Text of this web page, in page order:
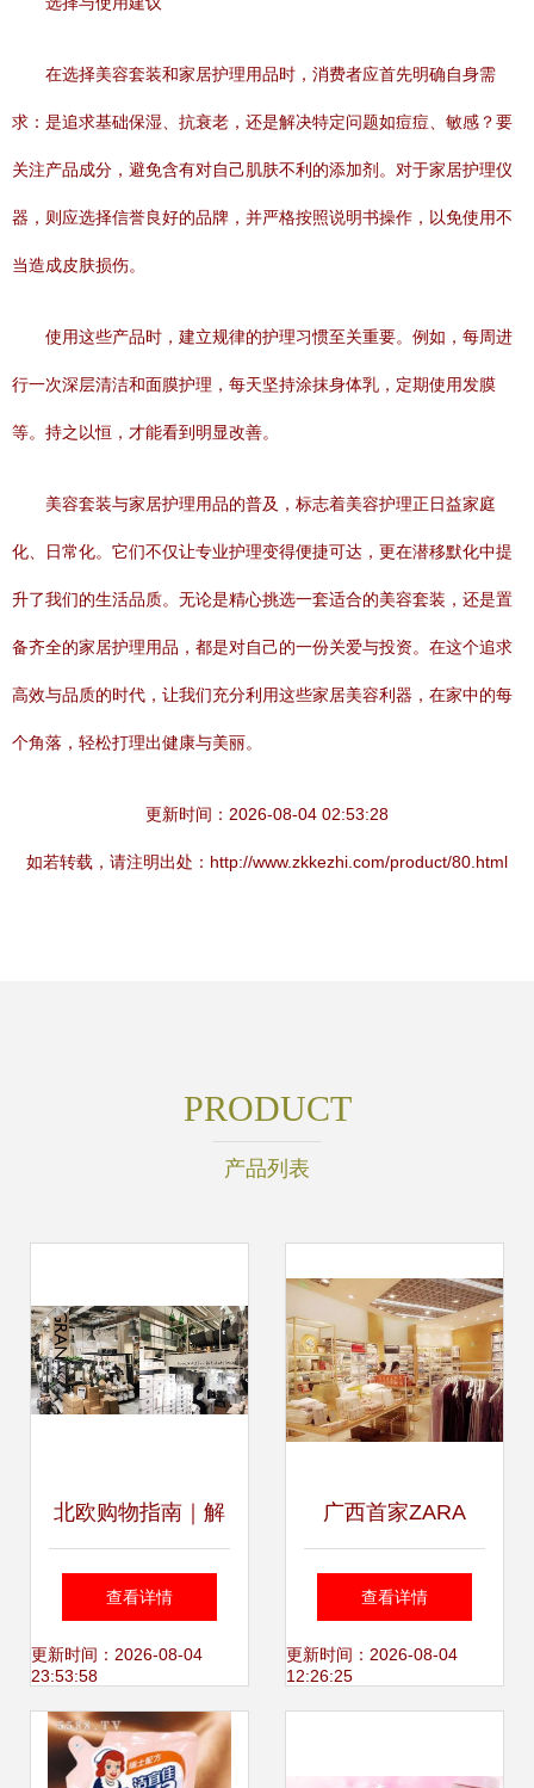
在选择美容套装和家居护理用品时，消费者应首先明确自身需
求：是追求基础保湿、抗衰老，还是解决特定问题如痘痘、敏感？要
关注产品成分，避免含有对自己肌肤不利的添加剂。对于家居护理仪
器，则应选择信誉良好的品牌，并严格按照说明书操作，以免使用不
当造成皮肤损伤。
使用这些产品时，建立规律的护理习惯至关重要。例如，每周进
行一次深层清洁和面膜护理，每天坚持涂抹身体乳，定期使用发膜
等。持之以恒，才能看到明显改善。
美容套装与家居护理用品的普及，标志着美容护理正日益家庭
化、日常化。它们不仅让专业护理变得便捷可达，更在潜移默化中提
升了我们的生活品质。无论是精心挑选一套适合的美容套装，还是置
备齐全的家居护理用品，都是对自己的一份关爱与投资。在这个追求
高效与品质的时代，让我们充分利用这些家居美容利器，在家中的每
个角落，轻松打理出健康与美丽。
更新时间：2026-08-04 02:53:28
如若转载，请注明出处：http://www.zkkezhi.com/product/80.html
PRODUCT
产品列表
北欧购物指南｜解
锁护肤品、服装、
家居与护理用品的
宝藏好物
查看详情
更新时间：2026-08-04
23:53:58
广西首家ZARA
HOME家居护理用
品店盛大开业，引
查看详情
更新时间：2026-08-04
12:26:25